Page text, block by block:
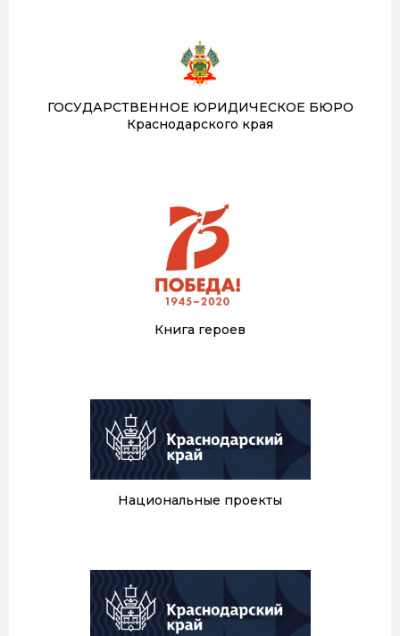
ГОСУДАРСТВЕННОЕ ЮРИДИЧЕСКОЕ БЮРО
Краснодарского края
Книга героев
Национальные проекты